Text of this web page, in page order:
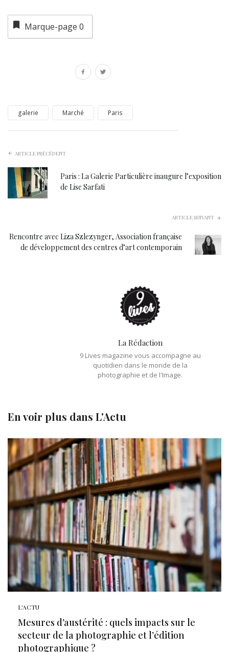
Marque-page 0
galerie Marché Paris
ARTICLE PRÉCÉDENT
Paris : La Galerie Particulière inaugure l’exposition
de Lise Sarfati
ARTICLE SUIVANT
Rencontre avec Liza Szlezynger, Association française
de développement des centres d’art contemporain
La Rédaction
9 Lives magazine vous accompagne au
quotidien dans le monde de la
photographie et de l'Image.
En voir plus dans L'Actu
L'ACTU
Mesures d’austérité : quels impacts sur le
secteur de la photographie et l’édition
photographique ?